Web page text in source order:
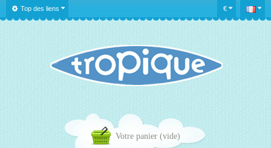
€
Top des liens
Votre panier (vide)